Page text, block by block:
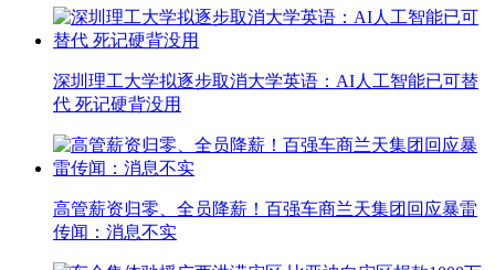
深圳理工大学拟逐步取消大学英语：AI人工智能已可替
代 死记硬背没用
高管薪资归零、全员降薪！百强车商兰天集团回应暴雷
传闻：消息不实